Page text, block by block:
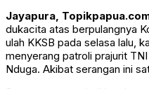
Jayapura,
dukacita atas berpulangnya
ulah KKSB pada selasa lalu,
menyerang patroli prajurit
Nduga. Akibat serangan ini